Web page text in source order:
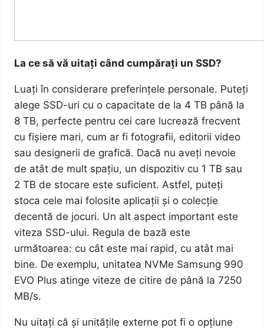
La ce să vă uitați când cumpărați un SSD?
Luați în considerare preferințele personale. Puteți
alege SSD-uri cu o capacitate de la 4 TB până la
8 TB, perfecte pentru cei care lucrează frecvent
cu fișiere mari, cum ar fi fotografii, editorii video
sau designerii de grafică. Dacă nu aveți nevoie
de atât de mult spațiu, un dispozitiv cu 1 TB sau
2 TB de stocare este suficient. Astfel, puteți
stoca cele mai folosite aplicații și o colecție
decentă de jocuri. Un alt aspect important este
viteza SSD-ului. Regula de bază este
următoarea: cu cât este mai rapid, cu atât mai
bine. De exemplu, unitatea NVMe Samsung 990
EVO Plus atinge viteze de citire de până la 7250
MB/s.
Nu uitați că și unitățile externe pot fi o opțiune